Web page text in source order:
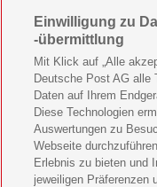
Wohnen & Garten
Mein schönes Land
Bild der Frau
11 Freunde
LEGO Ninjago
Einwilligung zu
-übermittlung
Mit Klick auf „Alle
Deutsche Post AG alle
Daten auf Ihrem
Diese Technologien
Auswertungen zu
Webseite
Erlebnis zu bieten und
jeweiligen Präferenzen